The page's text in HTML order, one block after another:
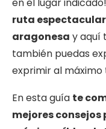
ruta
aragonesa y aquí
también puedas
exprimir al máximo
En esta guía te
mejores